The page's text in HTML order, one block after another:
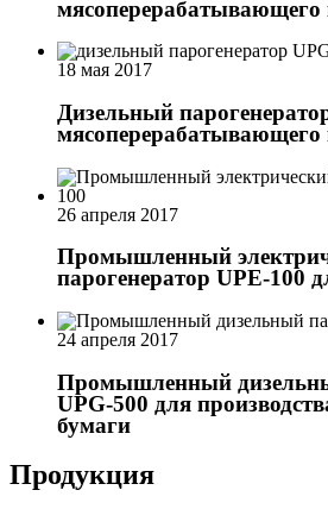
мясоперерабатывающего
18 мая 2017
Дизельный
мясоперерабатывающего
26 апреля 2017
Промышленный
парогенератор UPE-100
24 апреля 2017
Промышленный
UPG-500 для
бумаги
Продукция